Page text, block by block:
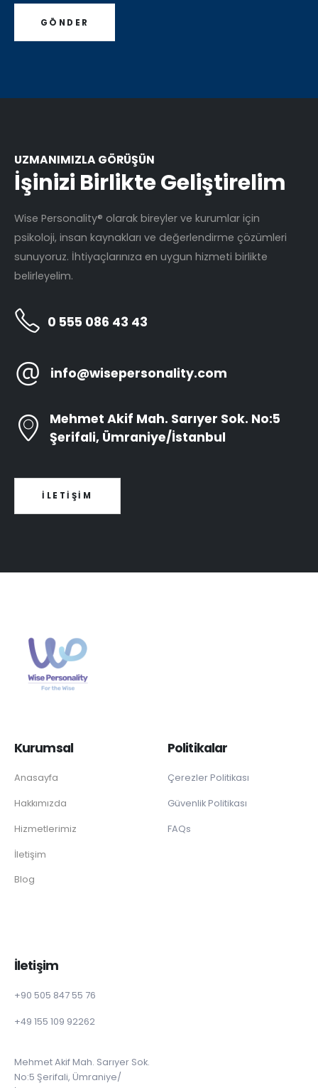
UZMANIMIZLA GÖRÜŞÜN
İşinizi Birlikte Geliştirelim
Wise Personality® olarak bireyler ve kurumlar için
psikoloji, insan kaynakları ve değerlendirme çözümleri
sunuyoruz. İhtiyaçlarınıza en uygun hizmeti birlikte
belirleyelim.
0 555 086 43 43
info@wisepersonality.com
Mehmet Akif Mah. Sarıyer Sok. No:5
Şerifali, Ümraniye/İstanbul
İLETİŞİM
Kurumsal
Anasayfa
Hakkımızda
Hizmetlerimiz
İletişim
Blog
Politikalar
Çerezler Politikası
Güvenlik Politikası
FAQs
İletişim
+90 505 847 55 76
+49 155 109 92262
Mehmet Akif Mah. Sarıyer Sok.
No:5 Şerifali, Ümraniye/